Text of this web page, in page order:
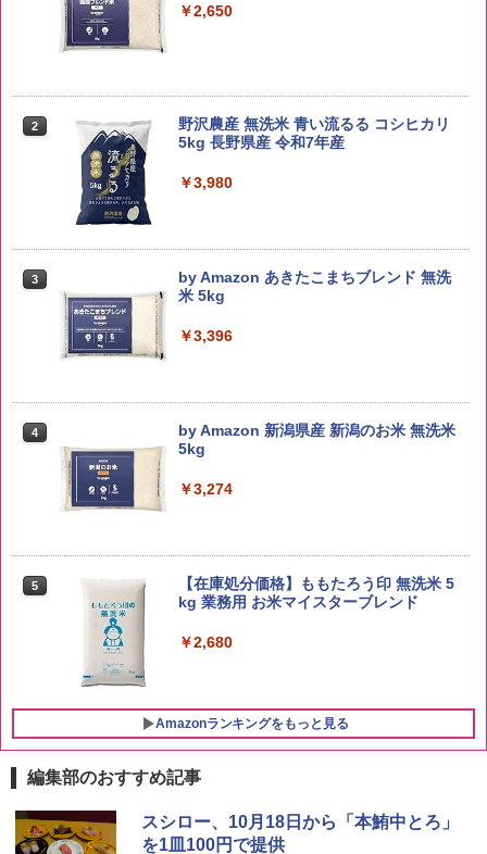
￥2,650
2
野沢農産 無洗米 青い流るる コシヒカリ
5kg 長野県産 令和7年産
￥3,980
3
by Amazon あきたこまちブレンド 無洗
米 5kg
￥3,396
4
by Amazon 新潟県産 新潟のお米 無洗米
5kg
￥3,274
5
【在庫処分価格】ももたろう印 無洗米 5
kg 業務用 お米マイスターブレンド
￥2,680
Amazonランキングをもっと見る
1
ブラックニッカ ニッカ Nikka ウィスキ
ー4000ml ブラックニッカクリア ウヰス
1
チキンラーメン どんぶり 85g×12個 日清
食品 インスタント カップ麺
1
[山善] スチームオーブンレンジ 25L 一人
暮らし 二人暮らし フラットテーブル ス
編集部のおすすめ記事
スシロー、10月18日から「本鮪中とろ」
を1皿100円で提供